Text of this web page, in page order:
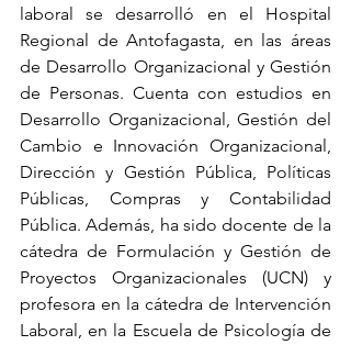
laboral se desarrolló en el Hospital
Regional de Antofagasta, en las áreas
de Desarrollo Organizacional y Gestión
de Personas. Cuenta con estudios en
Desarrollo Organizacional, Gestión del
Cambio e Innovación Organizacional,
Dirección y Gestión Pública, Políticas
Públicas, Compras y Contabilidad
Pública. Además, ha sido docente de la
cátedra de Formulación y Gestión de
Proyectos Organizacionales (UCN) y
profesora en la cátedra de Intervención
Laboral, en la Escuela de Psicología de